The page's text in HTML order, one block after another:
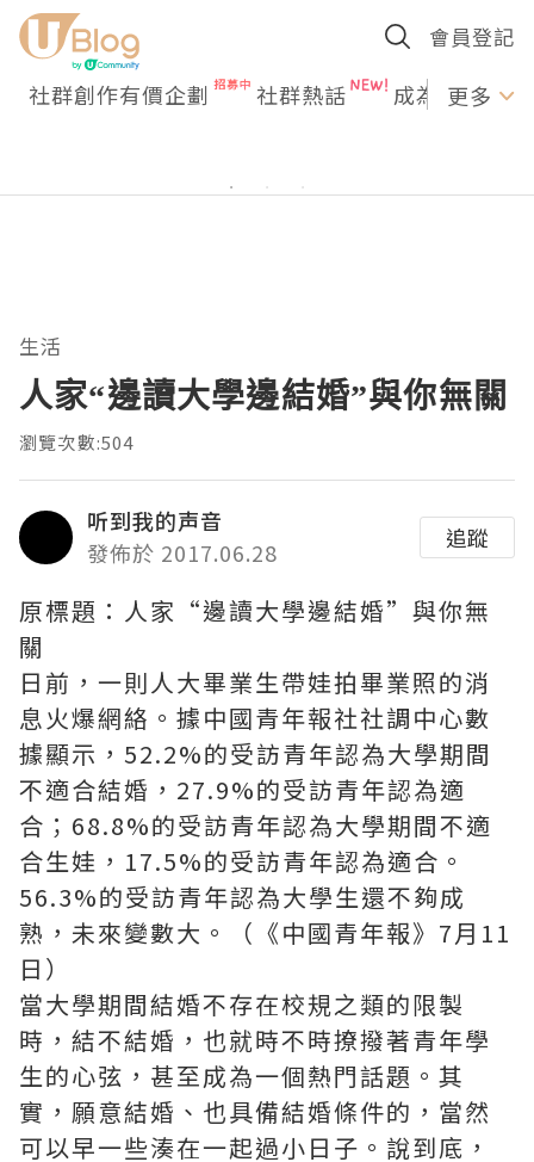
會員登記
社群創作有價企劃 社群熱話 成為U更多
生活
人家“邊讀大學邊結婚”與你無關
瀏覽次數:504
听到我的声音
發佈於 2017.06.28
追蹤
原標題：人家“邊讀大學邊結婚”與你無
關
日前，一則人大畢業生帶娃拍畢業照的消
息火爆網絡。據中國青年報社社調中心數
據顯示，52.2%的受訪青年認為大學期間
不適合結婚，27.9%的受訪青年認為適
合；68.8%的受訪青年認為大學期間不適
合生娃，17.5%的受訪青年認為適合。
56.3%的受訪青年認為大學生還不夠成
熟，未來變數大。（《中國青年報》7月11
日）
當大學期間結婚不存在校規之類的限製
時，結不結婚，也就時不時撩撥著青年學
生的心弦，甚至成為一個熱門話題。其
實，願意結婚、也具備結婚條件的，當然
可以早一些湊在一起過小日子。說到底，